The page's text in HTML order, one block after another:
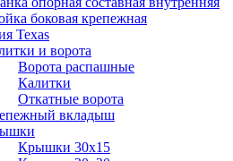
боковая крепежная
Texas
и ворота
Ворота распашные
Калитки
Откатные ворота
вкладыш
Крышки 30х15